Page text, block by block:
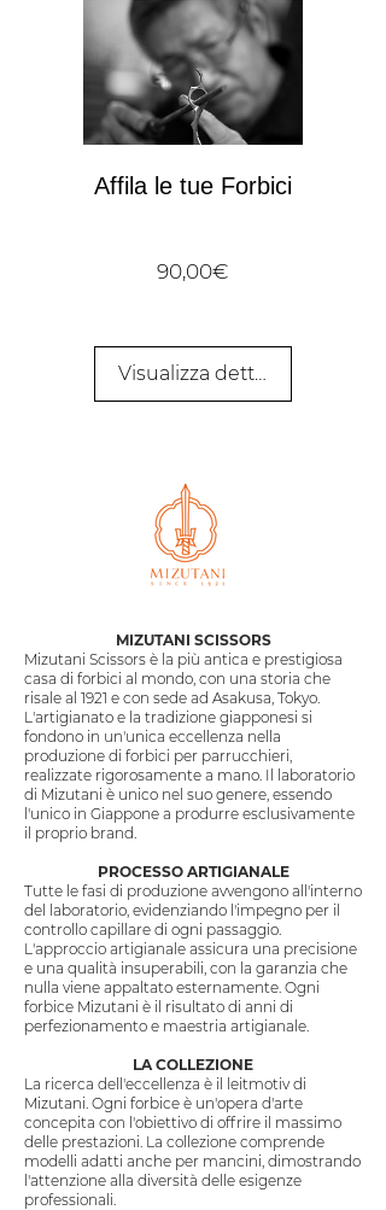
Affila le tue Forbici
90,00€
Visualizza dettagli
MIZUTANI SCISSORS
Mizutani Scissors è la più antica e prestigiosa
casa di forbici al mondo, con una storia che
risale al 1921 e con sede ad Asakusa, Tokyo.
L'artigianato e la tradizione giapponesi si
fondono in un'unica eccellenza nella
produzione di forbici per parrucchieri,
realizzate rigorosamente a mano. Il laboratorio
di Mizutani è unico nel suo genere, essendo
l'unico in Giappone a produrre esclusivamente
il proprio brand.
PROCESSO ARTIGIANALE
Tutte le fasi di produzione avvengono all'interno
del laboratorio, evidenziando l'impegno per il
controllo capillare di ogni passaggio.
L'approccio artigianale assicura una precisione
e una qualità insuperabili, con la garanzia che
nulla viene appaltato esternamente. Ogni
forbice Mizutani è il risultato di anni di
perfezionamento e maestria artigianale.
LA COLLEZIONE
La ricerca dell'eccellenza è il leitmotiv di
Mizutani. Ogni forbice è un'opera d'arte
concepita con l'obiettivo di offrire il massimo
delle prestazioni. La collezione comprende
modelli adatti anche per mancini, dimostrando
l'attenzione alla diversità delle esigenze
professionali.